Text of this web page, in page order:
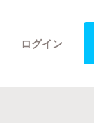
ログイン